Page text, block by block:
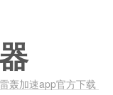
轰加速app官方下载